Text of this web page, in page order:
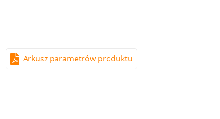
Arkusz parametrów produktu